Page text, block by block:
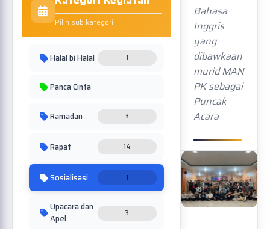
Bahasa
Inggris
yang
dibawkaan
murid MAN
PK sebagai
Puncak
Acara
Pilih sub kategori
Halal bi Halal 1
Panca Cinta
Ramadan 3
Rapat 14
Sosialisasi 1
Upacara dan
Apel
3